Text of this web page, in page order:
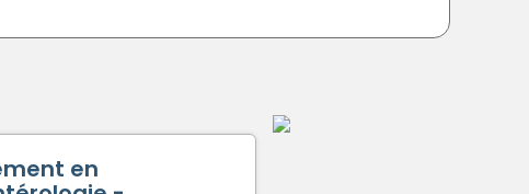
Se connecter avec LinkedIn
en